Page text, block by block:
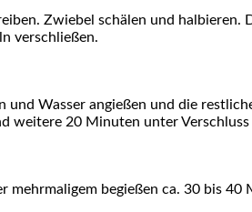
Zwie­bel schä­len und
verschließen.
und Was­ser angie­ßen und die
wei­te­re 20 Minu­ten unter Ver­schluss
mehr­ma­li­gem begie­ßen ca. 30 bis 40